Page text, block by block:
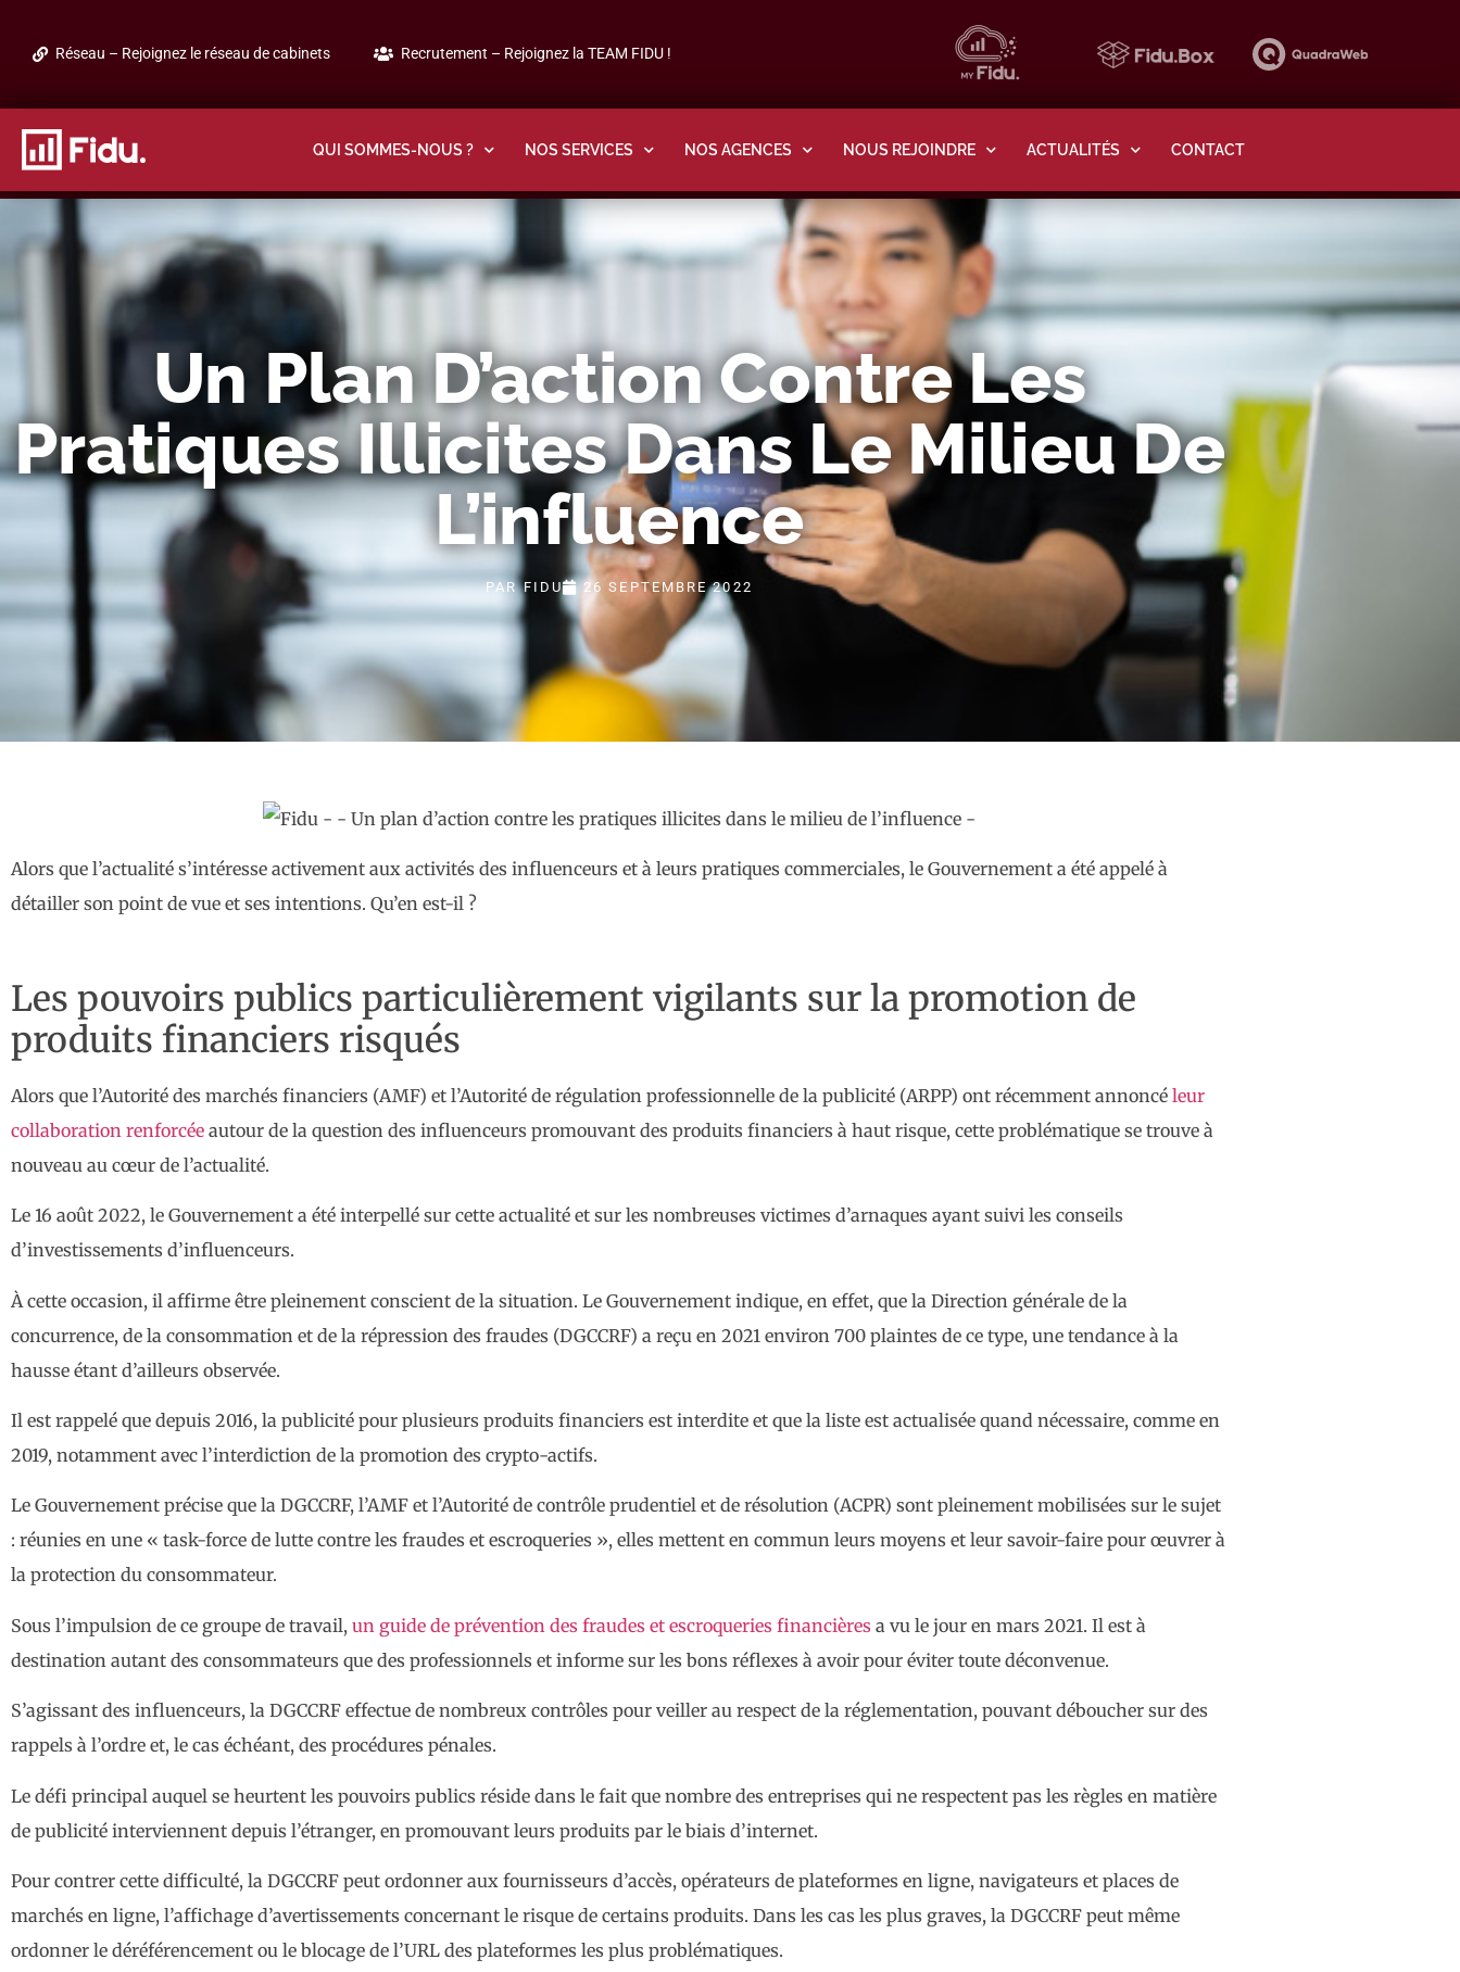
Réseau – Rejoignez le réseau de cabinets Recrutement – Rejoignez la TEAM FIDU !
QUI SOMMES-NOUS ? NOS SERVICES NOS AGENCES NOUS REJOINDRE ACTUALITÉS CONTACT
Un Plan D’action Contre Les
Pratiques Illicites Dans Le Milieu De
L’influence
PARFIDU 26 SEPTEMBRE 2022
Alors que l’actualité s’intéresse activement aux activités des influenceurs et à leurs pratiques commerciales, le Gouvernement a été appelé à
détailler son point de vue et ses intentions. Qu’en est-il ?
Les pouvoirs publics particulièrement vigilants sur la promotion de
produits financiers risqués
Alors que l’Autorité des marchés financiers (AMF) et l’Autorité de régulation professionnelle de la publicité (ARPP) ont récemment annoncé leur
collaboration renforcée autour de la question des influenceurs promouvant des produits financiers à haut risque, cette problématique se trouve à
nouveau au cœur de l’actualité.
Le 16 août 2022, le Gouvernement a été interpellé sur cette actualité et sur les nombreuses victimes d’arnaques ayant suivi les conseils
d’investissements d’influenceurs.
À cette occasion, il affirme être pleinement conscient de la situation. Le Gouvernement indique, en effet, que la Direction générale de la
concurrence, de la consommation et de la répression des fraudes (DGCCRF) a reçu en 2021 environ 700 plaintes de ce type, une tendance à la
hausse étant d’ailleurs observée.
Il est rappelé que depuis 2016, la publicité pour plusieurs produits financiers est interdite et que la liste est actualisée quand nécessaire, comme en
2019, notamment avec l’interdiction de la promotion des crypto-actifs.
Le Gouvernement précise que la DGCCRF, l’AMF et l’Autorité de contrôle prudentiel et de résolution (ACPR) sont pleinement mobilisées sur le sujet
: réunies en une « task-force de lutte contre les fraudes et escroqueries », elles mettent en commun leurs moyens et leur savoir-faire pour œuvrer à
la protection du consommateur.
Sous l’impulsion de ce groupe de travail, un guide de prévention des fraudes et escroqueries financières a vu le jour en mars 2021. Il est à
destination autant des consommateurs que des professionnels et informe sur les bons réflexes à avoir pour éviter toute déconvenue.
S’agissant des influenceurs, la DGCCRF effectue de nombreux contrôles pour veiller au respect de la réglementation, pouvant déboucher sur des
rappels à l’ordre et, le cas échéant, des procédures pénales.
Le défi principal auquel se heurtent les pouvoirs publics réside dans le fait que nombre des entreprises qui ne respectent pas les règles en matière
de publicité interviennent depuis l’étranger, en promouvant leurs produits par le biais d’internet.
Pour contrer cette difficulté, la DGCCRF peut ordonner aux fournisseurs d’accès, opérateurs de plateformes en ligne, navigateurs et places de
marchés en ligne, l’affichage d’avertissements concernant le risque de certains produits. Dans les cas les plus graves, la DGCCRF peut même
ordonner le déréférencement ou le blocage de l’URL des plateformes les plus problématiques.